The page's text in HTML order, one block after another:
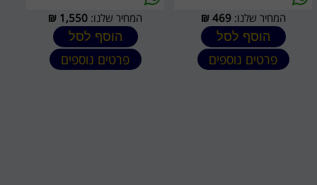
המחיר שלנו:469
₪
הוסף לסל
פרטים נוספים
המחיר שלנו: 1,550
₪
הוסף לסל
פרטים נוספים